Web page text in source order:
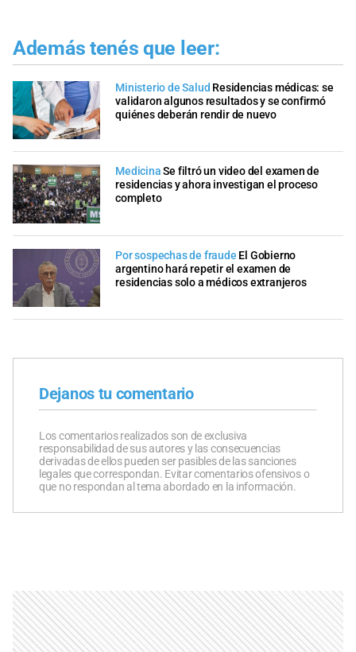
Además tenés que leer:
Ministerio de Salud Residencias médicas: se
validaron algunos resultados y se confirmó
quiénes deberán rendir de nuevo
Medicina Se filtró un video del examen de
residencias y ahora investigan el proceso
completo
Por sospechas de fraude El Gobierno
argentino hará repetir el examen de
residencias solo a médicos extranjeros
Dejanos tu comentario
Los comentarios realizados son de exclusiva
responsabilidad de sus autores y las consecuencias
derivadas de ellos pueden ser pasibles de las sanciones
legales que correspondan. Evitar comentarios ofensivos o
que no respondan al tema abordado en la información.